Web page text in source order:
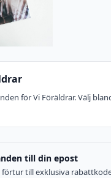
för Vi Föräldrar. Välj
till din epost
till exklusiva